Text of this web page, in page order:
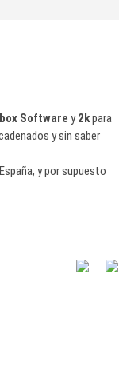
Software y2kpara
y sin saber
y por supuesto